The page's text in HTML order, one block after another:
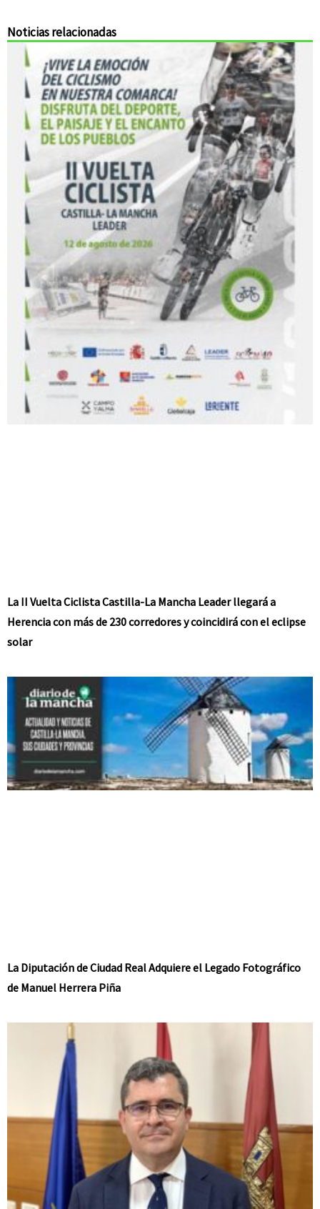
Noticias relacionadas
La II Vuelta Ciclista Castilla-La Mancha Leader llegará a
Herencia con más de 230 corredores y coincidirá con el eclipse
solar
La Diputación de Ciudad Real Adquiere el Legado Fotográfico
de Manuel Herrera Piña